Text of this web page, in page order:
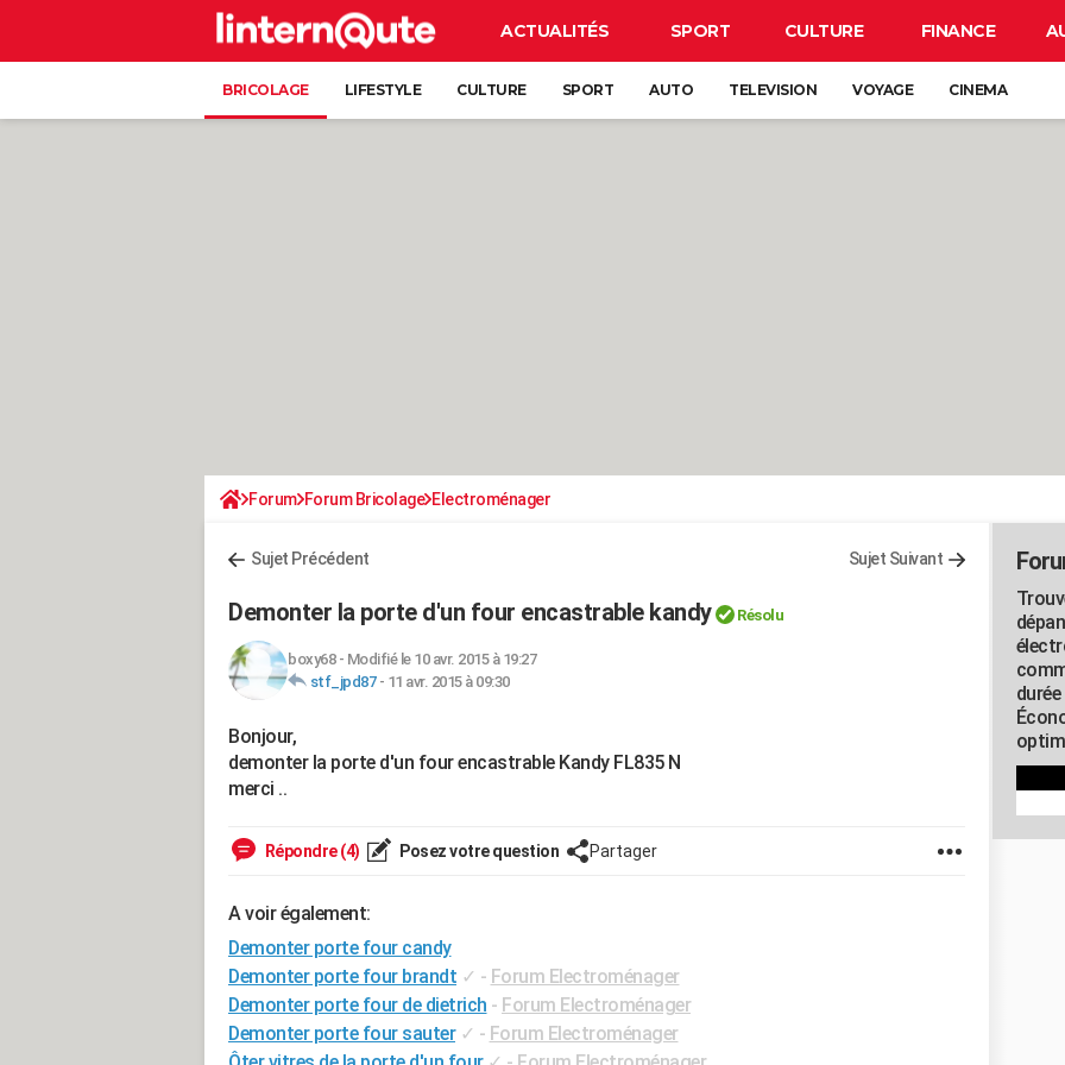
ACTUALITÉS SPORT CULTURE FINANCE
BRICOLAGE LIFESTYLE CULTURE SPORT AUTO TELEVISION VOYAGE CINEMA
Forum Forum Bricolage Electroménager
Sujet Précédent Sujet Suivant
Demonter la porte d'un four encastrable kandy Résolu
boxy68- Modifié le 10 avr. 2015 à 19:27
stf_jpd87- 11 avr. 2015 à 09:30
Bonjour,
demonter la porte d'un four encastrable Kandy FL835 N
merci ..
Répondre (4) Posez votre question Partager
A voir également:
Demonter porte four candy
Demonter porte four brandt ✓ - Forum Electroménager
Demonter porte four de dietrich - Forum Electroménager
Demonter porte four sauter ✓ - Forum Electroménager